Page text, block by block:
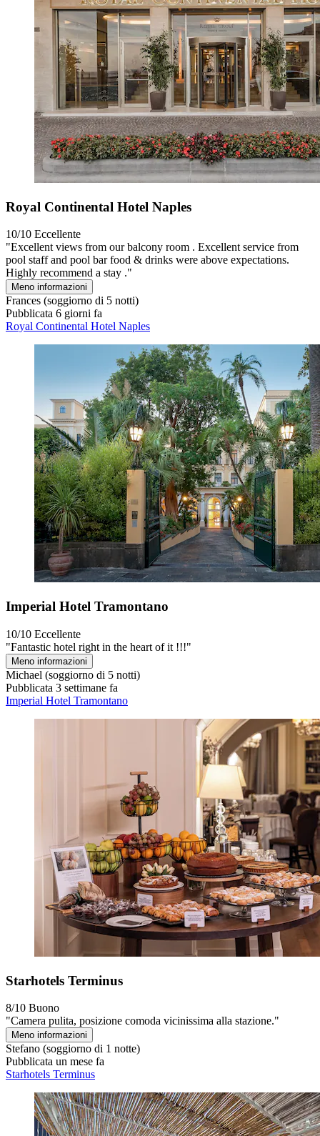
Royal Continental Hotel Naples
10/10 Eccellente
"Excellent views from our balcony room . Excellent service from
pool staff and pool bar food & drinks were above expectations.
Highly recommend a stay ."
Meno informazioni
Frances (soggiorno di 5 notti)
Pubblicata 6 giorni fa
Royal Continental Hotel Naples
Imperial Hotel Tramontano
10/10 Eccellente
"Fantastic hotel right in the heart of it !!!"
Meno informazioni
Michael (soggiorno di 5 notti)
Pubblicata 3 settimane fa
Imperial Hotel Tramontano
Starhotels Terminus
8/10 Buono
"Camera pulita, posizione comoda vicinissima alla stazione."
Meno informazioni
Stefano (soggiorno di 1 notte)
Pubblicata un mese fa
Starhotels Terminus